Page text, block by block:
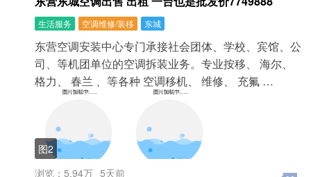
生活服务 空调维修/装移 东城
东营空调安装中心专门承接社会团体、学校、宾馆、公
司、等机团单位的空调拆装业务。专业按移、 海尔、
格力、 春兰 、等各种 空调移机、 维修、 充氟 …
图2
浏览：5.94万 5天前